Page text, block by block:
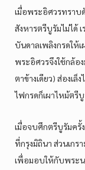
เมื่อพระอิศวรทราบ
สังหารตรีบูรัมไม่ได้
บันดาลเพลิงกรดให้
พระอิศวรจึงใช้กล้อ
ตาข้างเดียว) ส่องเ
ไฟกรดก็เผาไหม้ตรี
เมื่อจบศึกตรีบูรัมครั้
ที่กรุงมิถินา ส่วนเก
เพื่อมอบให้กับพระน